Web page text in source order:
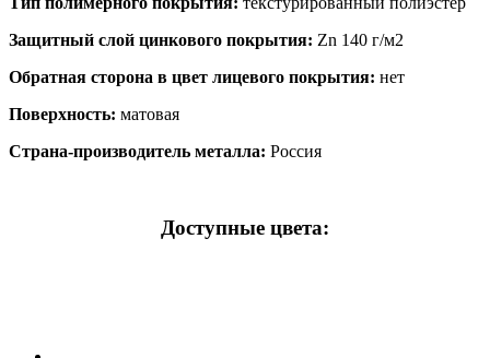
Защитный слой цинкового покрытия: Zn 140 г/м2
Обратная сторона в цвет лицевого покрытия: нет
Поверхность: матовая
Страна-производитель металла: Россия
Доступные цвета: